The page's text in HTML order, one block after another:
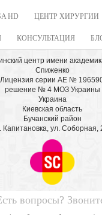
HD ЦЕНТР ХИРУРГИИ
КОНСУЛЬТАЦИЯ
центр имени
Спиженко
серии АЕ №
решение № 4 МОЗ Украины
Украина
Киевская область
Бучанский район
Капитановка, ул. Соборная,
вопросы?